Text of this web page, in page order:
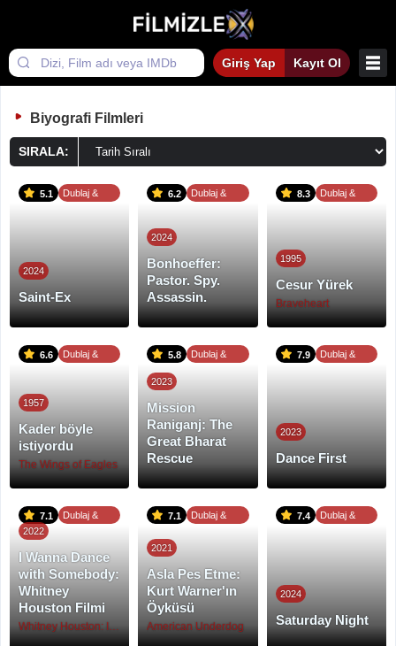
Giriş Yap Kayıt Ol
Biyografi Filmleri
SIRALA:
5.1
Dublaj &
2024
Saint-Ex
6.2
Dublaj &
2024
Bonhoeffer:
Pastor. Spy.
Assassin.
8.3
Dublaj &
1995
Cesur Yürek
Braveheart
6.6
Dublaj &
1957
Kader böyle
istiyordu
The Wings of Eagles
5.8
Dublaj &
2023
Mission
Raniganj: The
Great Bharat
Rescue
7.9
Dublaj &
2023
Dance First
7.1
Dublaj &
2022
I Wanna Dance
with Somebody:
Whitney
Houston Filmi
7.1
Dublaj &
2021
Asla Pes Etme:
Kurt Warner'ın
Öyküsü
American Underdog
7.4
Dublaj &
2024
Saturday Night